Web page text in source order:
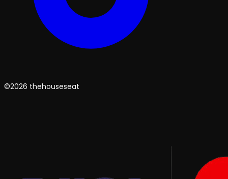
©2026 thehouseseat